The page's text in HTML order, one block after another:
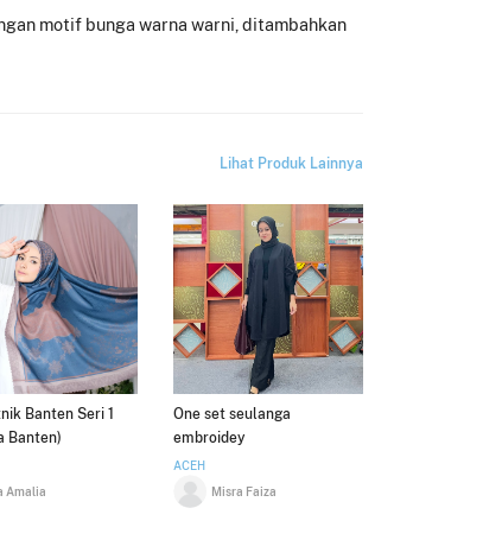
motif bunga warna warni, ditambahkan
Lihat Produk Lainnya
Banten Seri 1
Banten)
Amalia
One set seulanga
embroidey
ACEH
Misra Faiza